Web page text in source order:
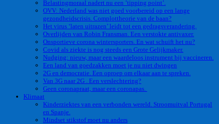
Belastingmoraal nadert nu een ’tipping point’.
OVV: Nederland was niet goed voorbereid op een lange
gezondheidscrisis. Complottheorie van de baan?
Het virus ‘laten uitrazen’ leidt tot een gedragsverandering.
Overlijden van Robin Fransman. Een verstokte antivaxer.
Onsportieve corona wintersporters. En wat schuift het nu?
Covid als ziekte is nog steeds een Grote Gelijkmaker.
Nudging: nieuw, maar een waardeloos instrument bij vaccineren.
Een land van goedzakken moet je nu niet dwingen
2G en democratie. Een oproep om elkaar aan te spreken.
Van 3G naar 2G . Een verslechtering?
Geen coronapraat, maar een coronapas.
Klimaat
Kinderziektes van een verbonden wereld. Stroomuitval Portugal
en Spanje.
Mindset stikstof moet nu anders